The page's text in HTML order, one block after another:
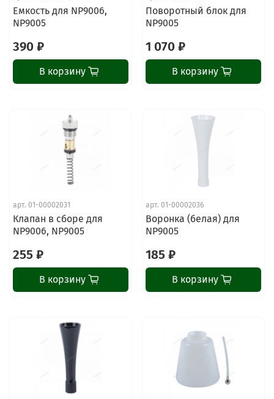
Емкость для NP9006,
NP9005
390 ₽
В корзину
Поворотный блок для
NP9005
1 070 ₽
В корзину
арт. 01-00002031
Клапан в сборе для
NP9006, NP9005
255 ₽
В корзину
арт. 01-00002036
Воронка (белая) для
NP9005
185 ₽
В корзину